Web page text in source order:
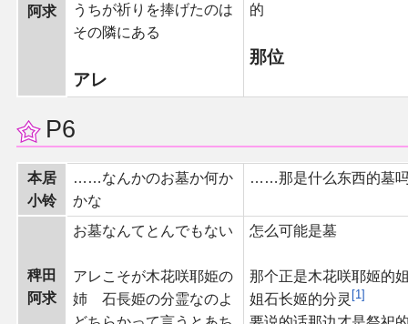
阿求
うちが祈りを捧げたのは
その隣にある
アレ
的
那位
P6
本居
小铃
……なんかのお墓か何か
かな
……那是什么东西的墓
稗田
阿求
お墓なんてとんでもない
アレこそが木花咲耶姫の
姉 石長姫の分霊なのよ
怎么可能是墓
那个正是木花咲耶姬的
姐石长姬的分灵 1